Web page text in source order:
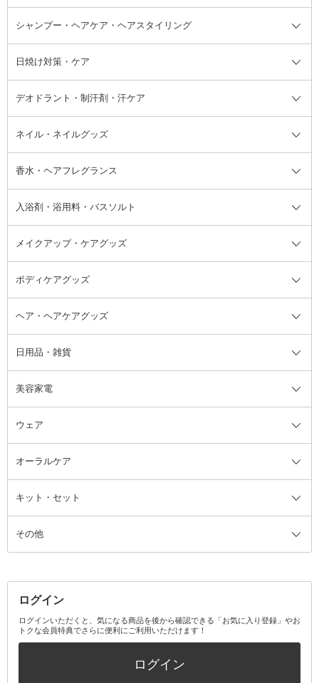
オールインワン化粧品 フェイスクリーム
フェイスオイル・バーム
ブースター・導入液
洗い流すパック・マスク
リップクリーム・リップケア
顔用マッサージ料
コンシーラー ファンデーション
フェイスパウダー
まつげ美容液 つけまつげ
アイシャドウ
アイブロウ・眉マスカラ
チーク
ハイライト・シェーディング
ボディケア全て
ボディソープ・ハンドソープ・石
けん
ボディケア
レッグ・フットケア
バストケア
ネイルケア
脱毛・除毛ケア
シャンプー・ヘアケア・ヘアスタイリング
シャンプー・ヘアケア・ヘアスタ
イリング全て
洗い流さないトリートメント
ヘアスタイリング剤
頭皮ケア・育毛剤
その他シャンプー・ヘアケア・ヘ
アスタイリング
日焼け対策・ケア
日焼け対策・ケア全て
サンオイル・タンニング
その他日焼け対策・UVケア
デオドラント・制汗剤・汗ケア
デオドラント・制汗剤・汗ケア全
て
フット用デオドラント・制汗剤・
汗ケア
ネイル・ネイルグッズ
ネイル・ネイルグッズ全て
ジェルネイル
リムーバー・除光液
香水・ヘアフレグランス
香水・ヘアフレグランス全て
フレグランスミスト
その他香水・ヘアフレグランス
入浴剤・浴用料・バスソルト
入浴剤・浴用料・バスソルト全て
バスソルト
メイクアップ・ケアグッズ
メイクアップ・ケアグッズ全て
コットン・綿棒
洗顔グッズ
ブラシ・チップ
ツィザー・毛抜き
カミソリ
ファンデーション・パウダーケー
ス
ミラー・鏡
ボディケアグッズ
ボディケアグッズ全て
マッサージ・ボディケアグッズ
かかと・角質ケアグッズ
絆創膏
ヘア・ヘアケアグッズ
ヘア・ヘアケアグッズ全て
ヘアゴム
ヘアバンド
ヘッドマッサージブラシ
日用品・雑貨
日用品・雑貨全て
柔軟剤
ルームフレグランス・ディフュー
ザー
アロマキャンドル
消臭剤・芳香剤
美容家電
美容家電全て
ボディケア美容家電
その他美容家電
ウェア
ウェア全て
レッグウェア
オーラルケア
オーラルケア全て
歯ブラシ
その他オーラルケア
キット・セット
キット・セット全て
ボディケアキット
その他キット・セット
その他
ログイン
ログインいただくと、気になる商品を後から確認できる「お気に入り登録」やお
トクな会員特典でさらに便利にご利用いただけます！
ログイン